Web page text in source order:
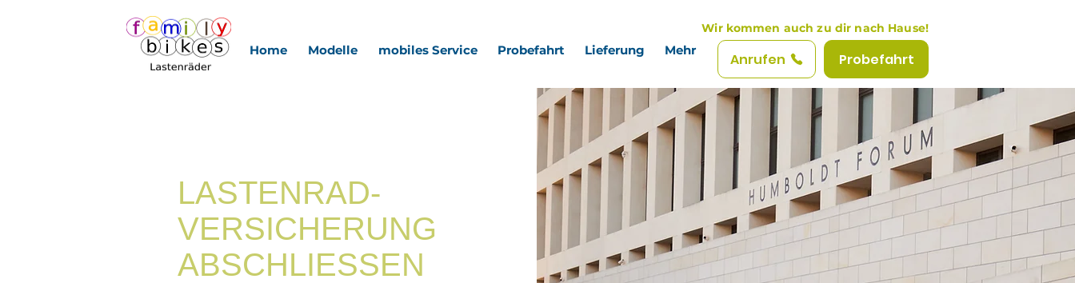
Wir kommen auch zu dir nach Hause!
Anrufen Probefahrt
Home Modelle mobiles Service Probefahrt Lieferung Mehr
LASTENRAD-
VERSICHERUNG
ABSCHLIESSEN